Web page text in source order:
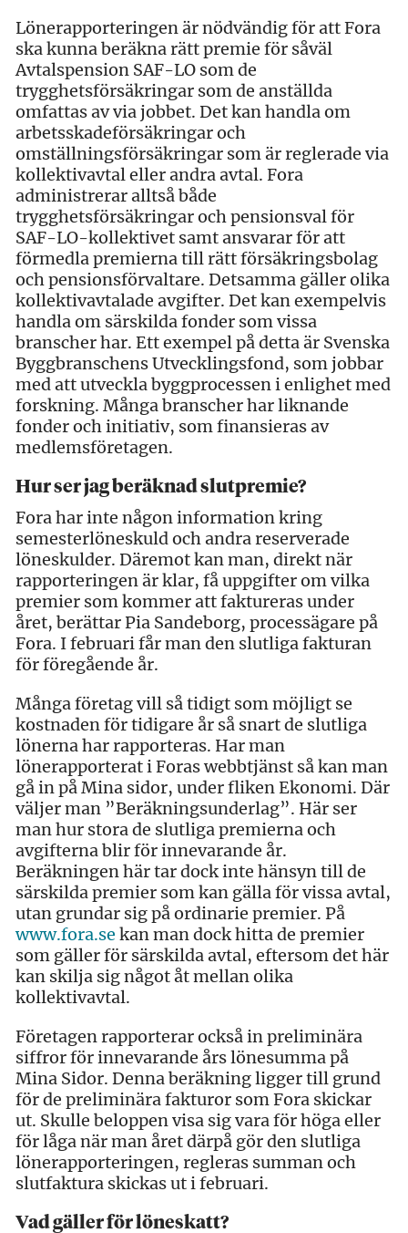
Lönerapporteringen är nödvändig för att Fora
ska kunna beräkna rätt premie för såväl
Avtalspension SAF-LO som de
trygghetsförsäkringar som de anställda
omfattas av via jobbet. Det kan handla om
arbetsskadeförsäkringar och
omställningsförsäkringar som är reglerade via
kollektivavtal eller andra avtal. Fora
administrerar alltså både
trygghetsförsäkringar och pensionsval för
SAF-LO-kollektivet samt ansvarar för att
förmedla premierna till rätt försäkringsbolag
och pensionsförvaltare. Detsamma gäller olika
kollektivavtalade avgifter. Det kan exempelvis
handla om särskilda fonder som vissa
branscher har. Ett exempel på detta är Svenska
Byggbranschens Utvecklingsfond, som jobbar
med att utveckla byggprocessen i enlighet med
forskning. Många branscher har liknande
fonder och initiativ, som finansieras av
medlemsföretagen.
Hur ser jag beräknad slutpremie?
Fora har inte någon information kring
semesterlöneskuld och andra reserverade
löneskulder. Däremot kan man, direkt när
rapporteringen är klar, få uppgifter om vilka
premier som kommer att faktureras under
året, berättar Pia Sandeborg, processägare på
Fora. I februari får man den slutliga fakturan
för föregående år.
Många företag vill så tidigt som möjligt se
kostnaden för tidigare år så snart de slutliga
lönerna har rapporteras. Har man
lönerapporterat i Foras webbtjänst så kan man
gå in på Mina sidor, under fliken Ekonomi. Där
väljer man ”Beräkningsunderlag”. Här ser
man hur stora de slutliga premierna och
avgifterna blir för innevarande år.
Beräkningen här tar dock inte hänsyn till de
särskilda premier som kan gälla för vissa avtal,
utan grundar sig på ordinarie premier. På
www.fora.se kan man dock hitta de premier
som gäller för särskilda avtal, eftersom det här
kan skilja sig något åt mellan olika
kollektivavtal.
Företagen rapporterar också in preliminära
siffror för innevarande års lönesumma på
Mina Sidor. Denna beräkning ligger till grund
för de preliminära fakturor som Fora skickar
ut. Skulle beloppen visa sig vara för höga eller
för låga när man året därpå gör den slutliga
lönerapporteringen, regleras summan och
slutfaktura skickas ut i februari.
Vad gäller för löneskatt?